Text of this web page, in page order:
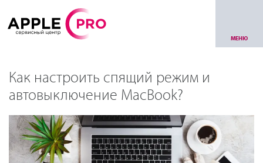
МЕНЮ
Как настроить спящий режим и
автовыключение MacBook?